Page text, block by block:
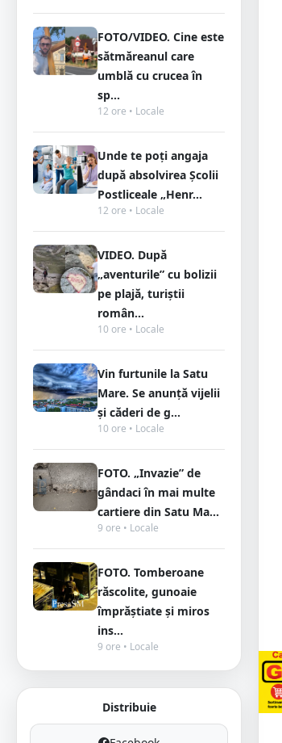
FOTO/VIDEO. Cine este
sătmăreanul care
umblă cu crucea în
sp...
12 ore • Locale
Unde te poți angaja
după absolvirea Școlii
Postliceale „Henr...
12 ore • Locale
VIDEO. După
„aventurile” cu bolizii
pe plajă, turiștii
român...
10 ore • Locale
Vin furtunile la Satu
Mare. Se anunță vijelii
și căderi de g...
10 ore • Locale
FOTO. „Invazie” de
gândaci în mai multe
cartiere din Satu Ma...
9 ore • Locale
FOTO. Tomberoane
răscolite, gunoaie
împrăștiate și miros
ins...
9 ore • Locale
Distribuie